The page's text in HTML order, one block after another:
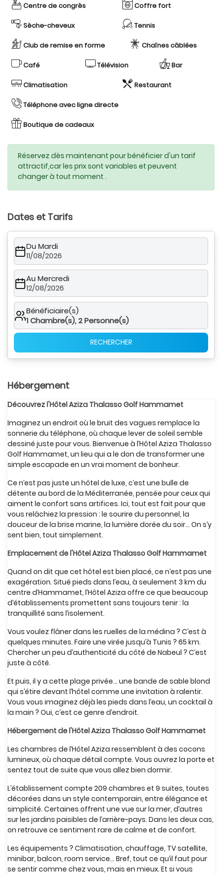
Centre de congrès Coffre fort
Sèche-cheveux Tennis
Club de remise en forme Chaînes câblées
Café Télévision Bar
Climatisation Restaurant
Téléphone avec ligne directe
Boutique de cadeaux
Réservez dès maintenant pour bénéficier d'un tarif
attractif,car les prix sont variables et peuvent
changer à tout moment .
Dates et Tarifs
Du Mardi
11/08/2026
Au Mercredi
12/08/2026
Bénéficiaire(s)
1Chambre(s),2Personne(s)
RECHERCHER
Hébergement
Découvrez l'Hôtel Aziza Thalasso Golf Hammamet
Imaginez un endroit où le bruit des vagues remplace la
sonnerie du téléphone, où chaque lever de soleil semble
dessiné juste pour vous. Bienvenue à l’Hôtel Aziza Thalasso
Golf Hammamet, un lieu qui a le don de transformer une
simple escapade en un vrai moment de bonheur.
Ce n’est pas juste un hôtel de luxe, c’est une bulle de
détente au bord de la Méditerranée, pensée pour ceux qui
aiment le confort sans artifices. Ici, tout est fait pour que
vous relâchiez la pression : le sourire du personnel, la
douceur de la brise marine, la lumière dorée du soir… On s’y
sent bien, tout simplement.
Emplacement de l'Hôtel Aziza Thalasso Golf Hammamet
Quand on dit que cet hôtel est bien placé, ce n’est pas une
exagération. Situé pieds dans l’eau, à seulement 3 km du
centre d’Hammamet, l’Hôtel Aziza offre ce que beaucoup
d’établissements promettent sans toujours tenir : la
tranquillité sans l’isolement.
Vous voulez flâner dans les ruelles de la médina ? C’est à
quelques minutes. Faire une virée jusqu’à Tunis ? 65 km.
Chercher un peu d’authenticité du côté de Nabeul ? C’est
juste à côté.
Et puis, il y a cette plage privée… une bande de sable blond
qui s’étire devant l’hôtel comme une invitation à ralentir.
Vous vous imaginez déjà les pieds dans l’eau, un cocktail à
la main ? Oui, c’est ce genre d’endroit.
Hébergement de l'Hôtel Aziza Thalasso Golf Hammamet
Les chambres de l’Hôtel Aziza ressemblent à des cocons
lumineux, où chaque détail compte. Vous ouvrez la porte et
sentez tout de suite que vous allez bien dormir.
L’établissement compte 209 chambres et 9 suites, toutes
décorées dans un style contemporain, entre élégance et
simplicité. Certaines offrent une vue sur la mer, d’autres
sur les jardins paisibles de l’arrière-pays. Dans les deux cas,
on retrouve ce sentiment rare de calme et de confort.
Les équipements ? Climatisation, chauffage, TV satellite,
minibar, balcon, room service… Bref, tout ce qu’il faut pour
se sentir comme chez vous, mais en mieux. Et si vous